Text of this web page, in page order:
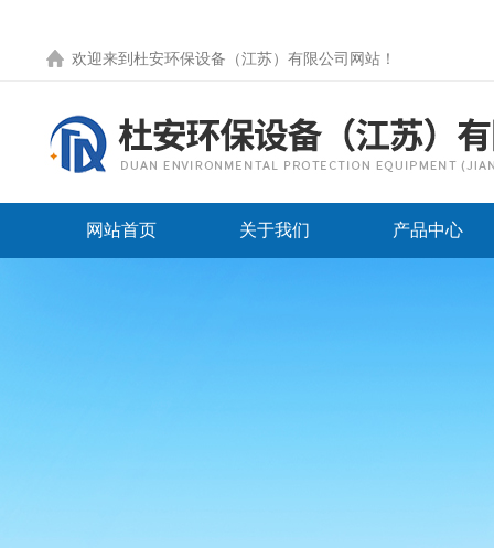
欢迎来到 杜安环保设备（江苏）有限公司网站 ！
网站首页 关于我们 产品中心